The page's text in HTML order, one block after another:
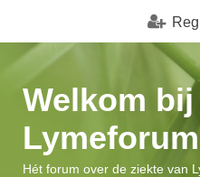
Welkom
Lymeforum
Hét forum over de ziekte van